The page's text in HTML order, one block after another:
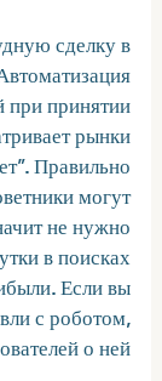
сделку в
при принятии
рынки
Правильно
могут
не нужно
в поисках
Если вы
с роботом,
о ней.